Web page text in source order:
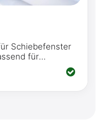
Schiebefenster
für
W447